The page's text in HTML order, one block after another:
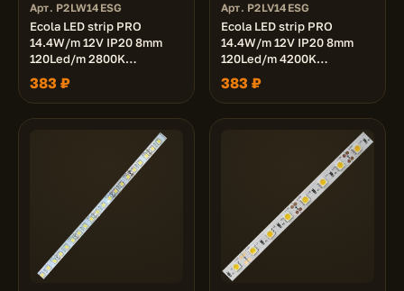
Арт. P2LW14ESG
Ecola LED strip PRO
14.4W/m 12V IP20 8mm
120Led/m 2800K
12Lm/LED 1400Lm/m
светодиодная лента на
катушке 5м.
383 ₽
Арт. P2LV14ESG
Ecola LED strip PRO
14.4W/m 12V IP20 8mm
120Led/m 4200K
12Lm/LED 1400Lm/m
светодиодная лента на
катушке 5м.
383 ₽